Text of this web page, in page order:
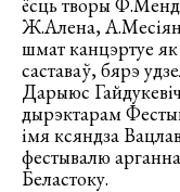
Ж.Алена,
шмат канцэртуе як
саставаў, бярэ
Дарыюс
дырэктарам
імя ксяндза
фестывалю
Беластоку.